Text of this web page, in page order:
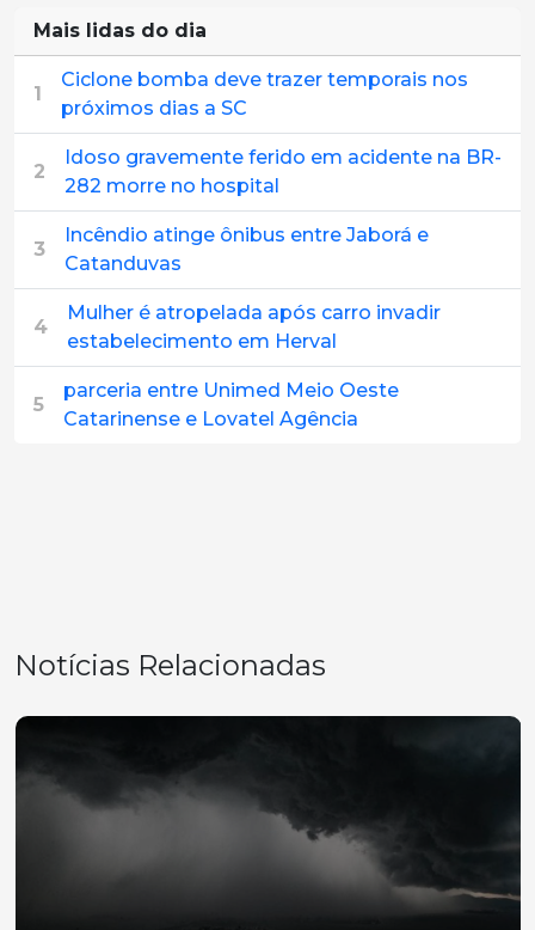
Mais lidas do dia
1
Ciclone bomba deve trazer temporais nos
próximos dias a SC
2
Idoso gravemente ferido em acidente na BR-
282 morre no hospital
3
Incêndio atinge ônibus entre Jaborá e
Catanduvas
4
Mulher é atropelada após carro invadir
estabelecimento em Herval
5
parceria entre Unimed Meio Oeste
Catarinense e Lovatel Agência
Notícias Relacionadas